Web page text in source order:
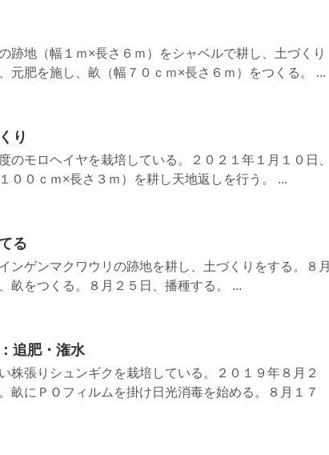
跡地（幅１ｍ×長さ６ｍ）をシャベルで耕し、土づくり
元肥を施し、畝（幅７０ｃｍ×長さ６ｍ）をつくる。 ...
り
のモロヘイヤを栽培している。２０２１年１月１０日、
００ｃｍ×長さ３ｍ）を耕し天地返しを行う。 ...
る
ンゲンマクワウリの跡地を耕し、土づくりをする。８月
畝をつくる。８月２５日、播種する。 ...
追肥・潅水
株張りシュンギクを栽培している。２０１９年８月２
畝にＰＯフィルムを掛け日光消毒を始める。８月１７